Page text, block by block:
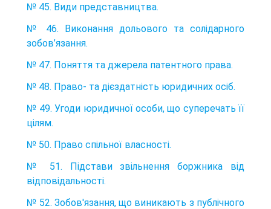
№ 45. Види представництва.
№ 46. Виконання дольового та солідарного
зобов’язання.
№ 47. Поняття та джерела патентного права.
№ 48. Право- та дієздатність юридичних осіб.
№ 49. Угоди юридичної особи, що суперечать її
цілям.
№ 50. Право спільної власності.
№ 51. Підстави звільнення боржника від
відповідальності.
№ 52. Зобов'язання, що виникають з публічного